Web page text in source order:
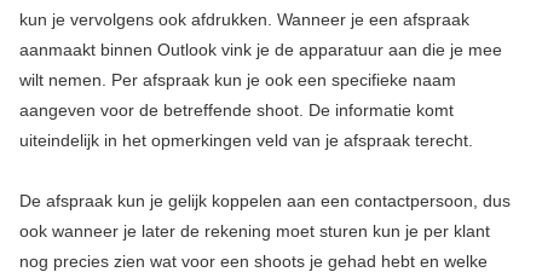
kun je vervolgens ook afdrukken. Wanneer je een afspraak
aanmaakt binnen Outlook vink je de apparatuur aan die je mee
wilt nemen. Per afspraak kun je ook een specifieke naam
aangeven voor de betreffende shoot. De informatie komt
uiteindelijk in het opmerkingen veld van je afspraak terecht.
De afspraak kun je gelijk koppelen aan een contactpersoon, dus
ook wanneer je later de rekening moet sturen kun je per klant
nog precies zien wat voor een shoots je gehad hebt en welke